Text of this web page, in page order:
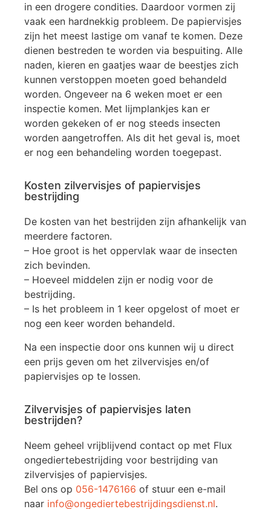
in een drogere condities. Daardoor vormen zij
vaak een hardnekkig probleem. De papiervisjes
zijn het meest lastige om vanaf te komen. Deze
dienen bestreden te worden via bespuiting. Alle
naden, kieren en gaatjes waar de beestjes zich
kunnen verstoppen moeten goed behandeld
worden. Ongeveer na 6 weken moet er een
inspectie komen. Met lijmplankjes kan er
worden gekeken of er nog steeds insecten
worden aangetroffen. Als dit het geval is, moet
er nog een behandeling worden toegepast.
Kosten zilvervisjes of papiervisjes
bestrijding
De kosten van het bestrijden zijn afhankelijk van
meerdere factoren.
– Hoe groot is het oppervlak waar de insecten
zich bevinden.
– Hoeveel middelen zijn er nodig voor de
bestrijding.
– Is het probleem in 1 keer opgelost of moet er
nog een keer worden behandeld.
Na een inspectie door ons kunnen wij u direct
een prijs geven om het zilvervisjes en/of
papiervisjes op te lossen.
Zilvervisjes of papiervisjes laten
bestrijden?
Neem geheel vrijblijvend contact op met Flux
ongediertebestrijding voor bestrijding van
zilvervisjes of papiervisjes.
Bel ons op 056-1476166 of stuur een e-mail
naar info@ongediertebestrijdingsdienst.nl.